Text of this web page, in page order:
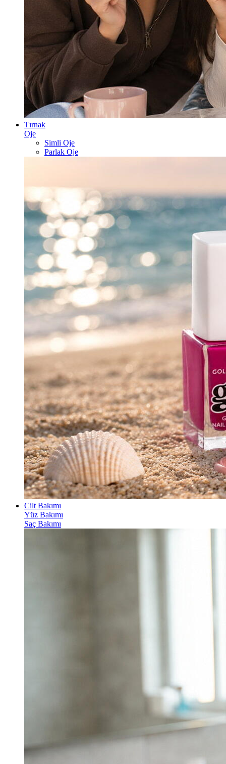
Tırnak
Oje
Simli Oje
Parlak Oje
Cilt Bakımı
Yüz Bakımı
Saç Bakımı